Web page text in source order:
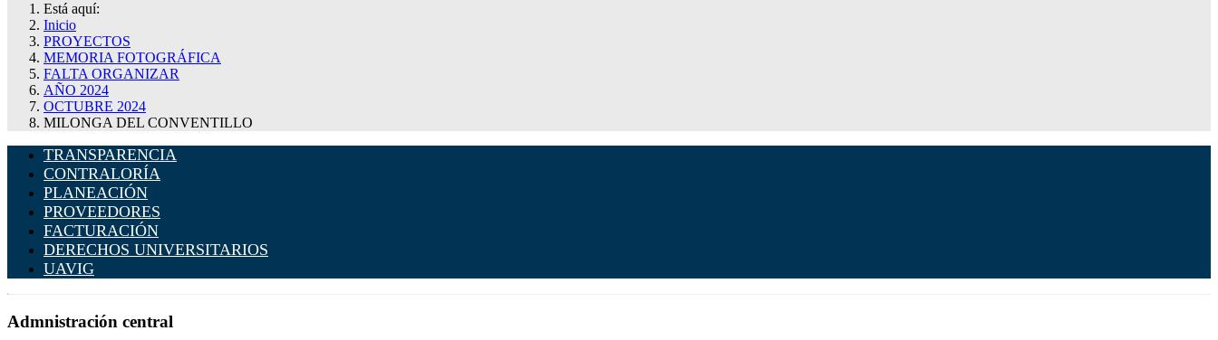
Está aquí:
Inicio
PROYECTOS
MEMORIA FOTOGRÁFICA
FALTA ORGANIZAR
AÑO 2024
OCTUBRE 2024
MILONGA DEL CONVENTILLO
TRANSPARENCIA
CONTRALORÍA
PLANEACIÓN
PROVEEDORES
FACTURACIÓN
DERECHOS UNIVERSITARIOS
UAVIG
Admnistración central